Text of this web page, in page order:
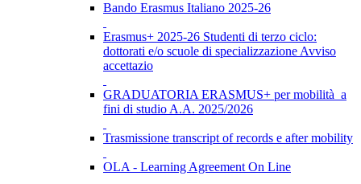
Bando Erasmus Italiano 2025-26
Erasmus+ 2025-26 Studenti di terzo ciclo:
dottorati e/o scuole di specializzazione Avviso
accettazio
GRADUATORIA ERASMUS+ per mobilità a
fini di studio A.A. 2025/2026
Trasmissione transcript of records e after mobility
OLA - Learning Agreement On Line